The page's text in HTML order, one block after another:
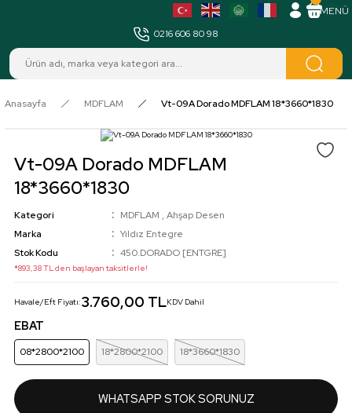
0216 606 80 98
Anasayfa MDFLAM Vt-09A Dorado MDFLAM 18*3660*1830
Vt-09A Dorado MDFLAM
18*3660*1830
Kategori MDFLAM , Ahşap Desen
Marka
Yıldız Entegre
Stok Kodu
450.DORADO [ENTGRE]
*893,38 TL den başlayan taksitlerle!
Havale/Eft Fiyatı:3.760,00 TLKDV Dahil
EBAT
08*2800*2100 18*2800*2100 18*3660*1830
WHATSAPP STOK SORUNUZ